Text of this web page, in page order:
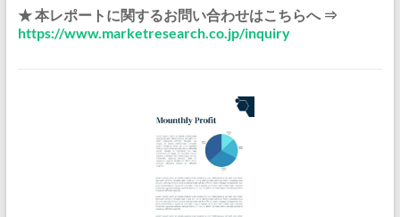
★ 本レポートに関するお問い合わせはこちらへ ⇒
https://www.marketresearch.co.jp/inquiry